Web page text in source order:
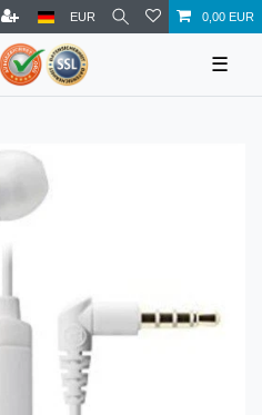
EUR 0,00 EUR
☰